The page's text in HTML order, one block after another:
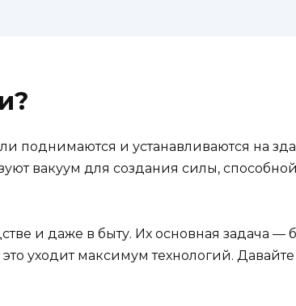
поднимаются и устанавливаются на
вакуум для создания силы,
и даже в быту. Их основная задача —
уходит максимум технологий.